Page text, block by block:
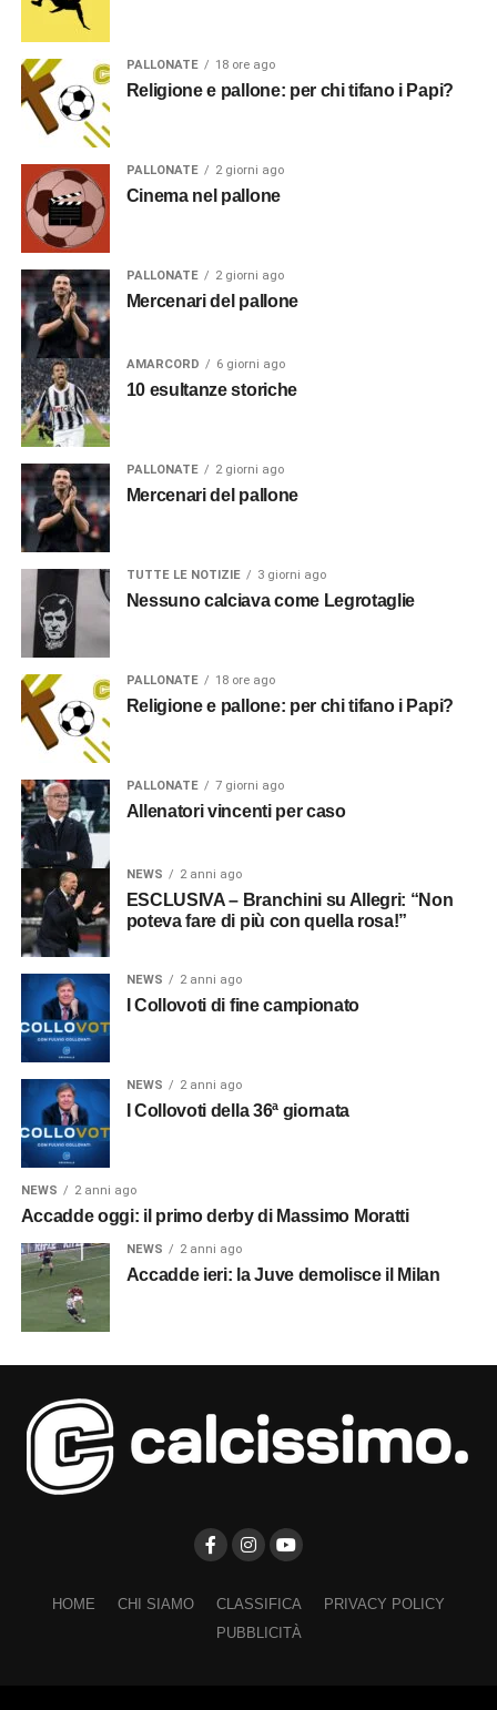
PALLONATE 18 ore ago
Religione e pallone: per chi tifano i Papi?
PALLONATE 2 giorni ago
Cinema nel pallone
PALLONATE 2 giorni ago
Mercenari del pallone
AMARCORD 6 giorni ago
10 esultanze storiche
PALLONATE 2 giorni ago
Mercenari del pallone
TUTTE LE NOTIZIE 3 giorni ago
Nessuno calciava come Legrotaglie
PALLONATE 18 ore ago
Religione e pallone: per chi tifano i Papi?
PALLONATE 7 giorni ago
Allenatori vincenti per caso
NEWS 2 anni ago
ESCLUSIVA – Branchini su Allegri: “Non
poteva fare di più con quella rosa!”
NEWS 2 anni ago
I Collovoti di fine campionato
NEWS 2 anni ago
I Collovoti della 36ª giornata
NEWS 2 anni ago
Accadde oggi: il primo derby di Massimo Moratti
NEWS 2 anni ago
Accadde ieri: la Juve demolisce il Milan
HOME CHI SIAMO CLASSIFICA
PRIVACY POLICY
PUBBLICITÀ